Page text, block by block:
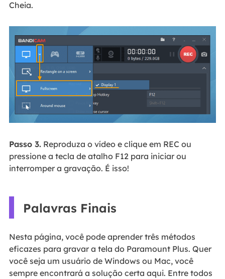
Cheia.
Passo 3.Reproduza o vídeo e clique em REC ou
pressione a tecla de atalho F12 para iniciar ou
interromper a gravação. É isso!
Palavras Finais
Nesta página, você pode aprender três métodos
eficazes para gravar a tela do Paramount Plus. Quer
você seja um usuário de Windows ou Mac, você
sempre encontrará a solução certa aqui. Entre todos